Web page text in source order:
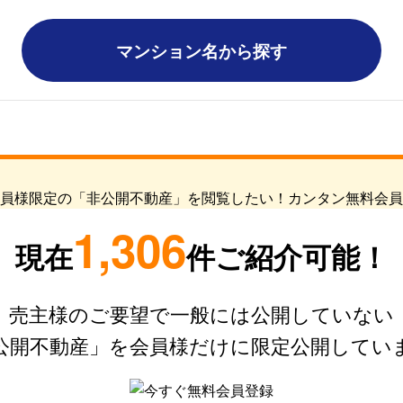
マンション名から探す
現在1,306件ご紹介可能！
売主様のご要望で一般には公開していない
開不動産」を会員様だけに限定公開してい